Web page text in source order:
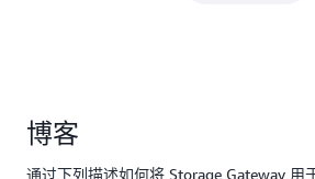
博客
通过下列描述如何将 Storage Gateway 用